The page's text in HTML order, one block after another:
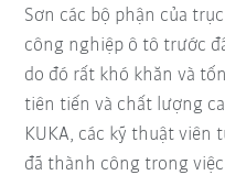
Sơn các bộ phận của
công nghiệp ô tô trước
do đó rất khó khăn và
tiên tiến và chất lượng
KUKA, các kỹ thuật viên
đã thành công trong